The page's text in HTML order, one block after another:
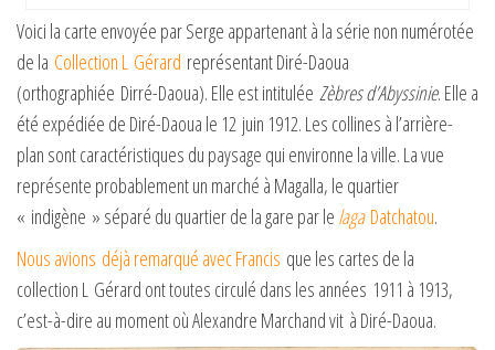
Voici la carte envoyée par Serge appartenant à la série non numérotée
de la Collection L Gérard représentant Diré-Daoua
(orthographiée Dirré-Daoua). Elle est intitulée Zèbres d’Abyssinie. Elle a
été expédiée de Diré-Daoua le 12 juin 1912. Les collines à l’arrière-
plan sont caractéristiques du paysage qui environne la ville. La vue
représente probablement un marché à Magalla, le quartier
« indigène » séparé du quartier de la gare par le lagaDatchatou.
Nous avions déjà remarqué avec Francis que les cartes de la
collection L Gérard ont toutes circulé dans les années 1911 à 1913,
c’est-à-dire au moment où Alexandre Marchand vit à Diré-Daoua.